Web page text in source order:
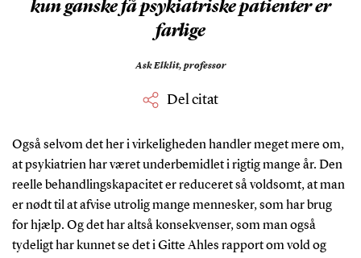
kun ganske få psykiatriske patienter er
farlige
Ask Elklit, professor
Del citat
Også selvom det her i virkeligheden handler meget mere om,
at psykiatrien har været underbemidlet i rigtig mange år. Den
reelle behandlingskapacitet er reduceret så voldsomt, at man
er nødt til at afvise utrolig mange mennesker, som har brug
for hjælp. Og det har altså konsekvenser, som man også
tydeligt har kunnet se det i Gitte Ahles rapport om vold og